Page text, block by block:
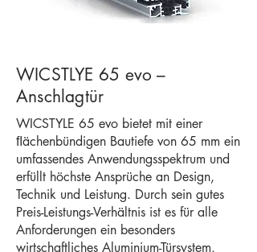
WICSTLYE 65 evo –
Anschlagtür
WICSTYLE 65 evo bietet mit einer
ﬂächenbündigen Bautiefe von 65 mm ein
umfassendes Anwendungsspektrum und
erfüllt höchste Ansprüche an Design,
Technik und Leistung. Durch sein gutes
Preis-Leistungs-Verhältnis ist es für alle
Anforderungen ein besonders
wirtschaftliches Aluminium-Türsystem.